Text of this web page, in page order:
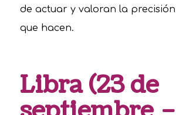
de actuar y valoran la
que hacen.
Libra (23 de